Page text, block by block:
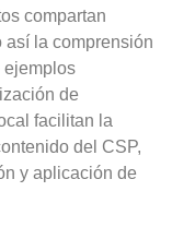
compartan
la comprensión
ejemplos
de
facilitan la
del CSP,
y aplicación de